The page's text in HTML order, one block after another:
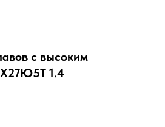
с высоким
1.4